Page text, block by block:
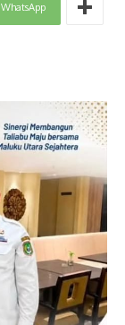
WhatsApp